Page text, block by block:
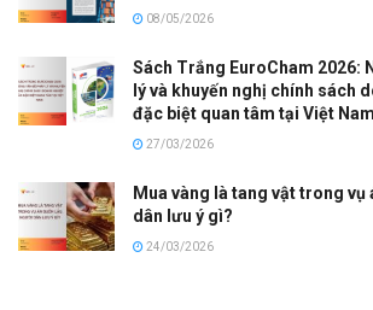
08/05/2026
Sách Trắng EuroCham 2026:
lý và khuyến nghị chính sách
đặc biệt quan tâm tại Việt
27/03/2026
Mua vàng là tang vật trong vụ
dân lưu ý gì?
24/03/2026